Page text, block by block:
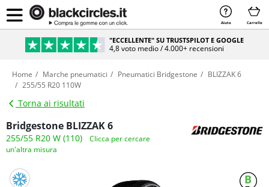
Aiuto Carrello
"ECCELLENTE" SU TRUSTSPILOT E GOOGLE
4,8 voto medio / 4.000+ recensioni
Home Marche pneumatici Pneumatici Bridgestone
BLIZZAK 6
255/55 R20 110W
Torna ai risultati
Bridgestone BLIZZAK 6
255/55 R20 W (110)
Clicca per cercare
un'altra misura
B